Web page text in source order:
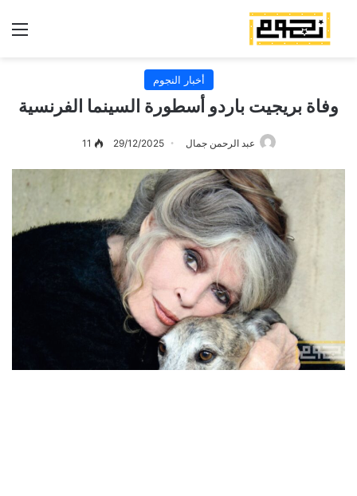
أخبار النجوم
وفاة بريجيت باردو أسطورة السينما الفرنسية
عبد الرحمن جمال 29/12/2025
11